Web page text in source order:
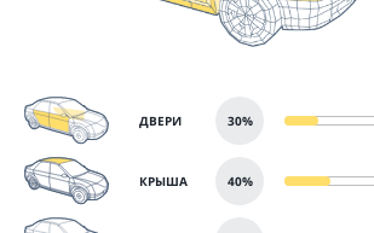
ДВЕРИ 30%
КРЫША 40%